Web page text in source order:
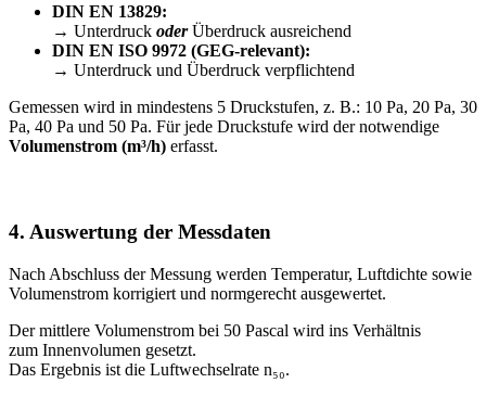
DIN EN 13829:
→ Unterdruck oderÜberdruck ausreichend
DIN EN ISO 9972 (GEG-relevant):
→ Unterdruck und Überdruck verpflichtend
Gemessen wird in mindestens 5 Druckstufen, z. B.: 10 Pa, 20 Pa, 30
Pa, 40 Pa und 50 Pa. Für jede Druckstufe wird der notwendige
Volumenstrom (m³/h) erfasst.
4. Auswertung der Messdaten
Nach Abschluss der Messung werden Temperatur, Luftdichte sowie
Volumenstrom korrigiert und normgerecht ausgewertet.
Der mittlere Volumenstrom bei 50 Pascal wird ins Verhältnis
zum Innenvolumen gesetzt.
Das Ergebnis ist die Luftwechselrate n₅₀.